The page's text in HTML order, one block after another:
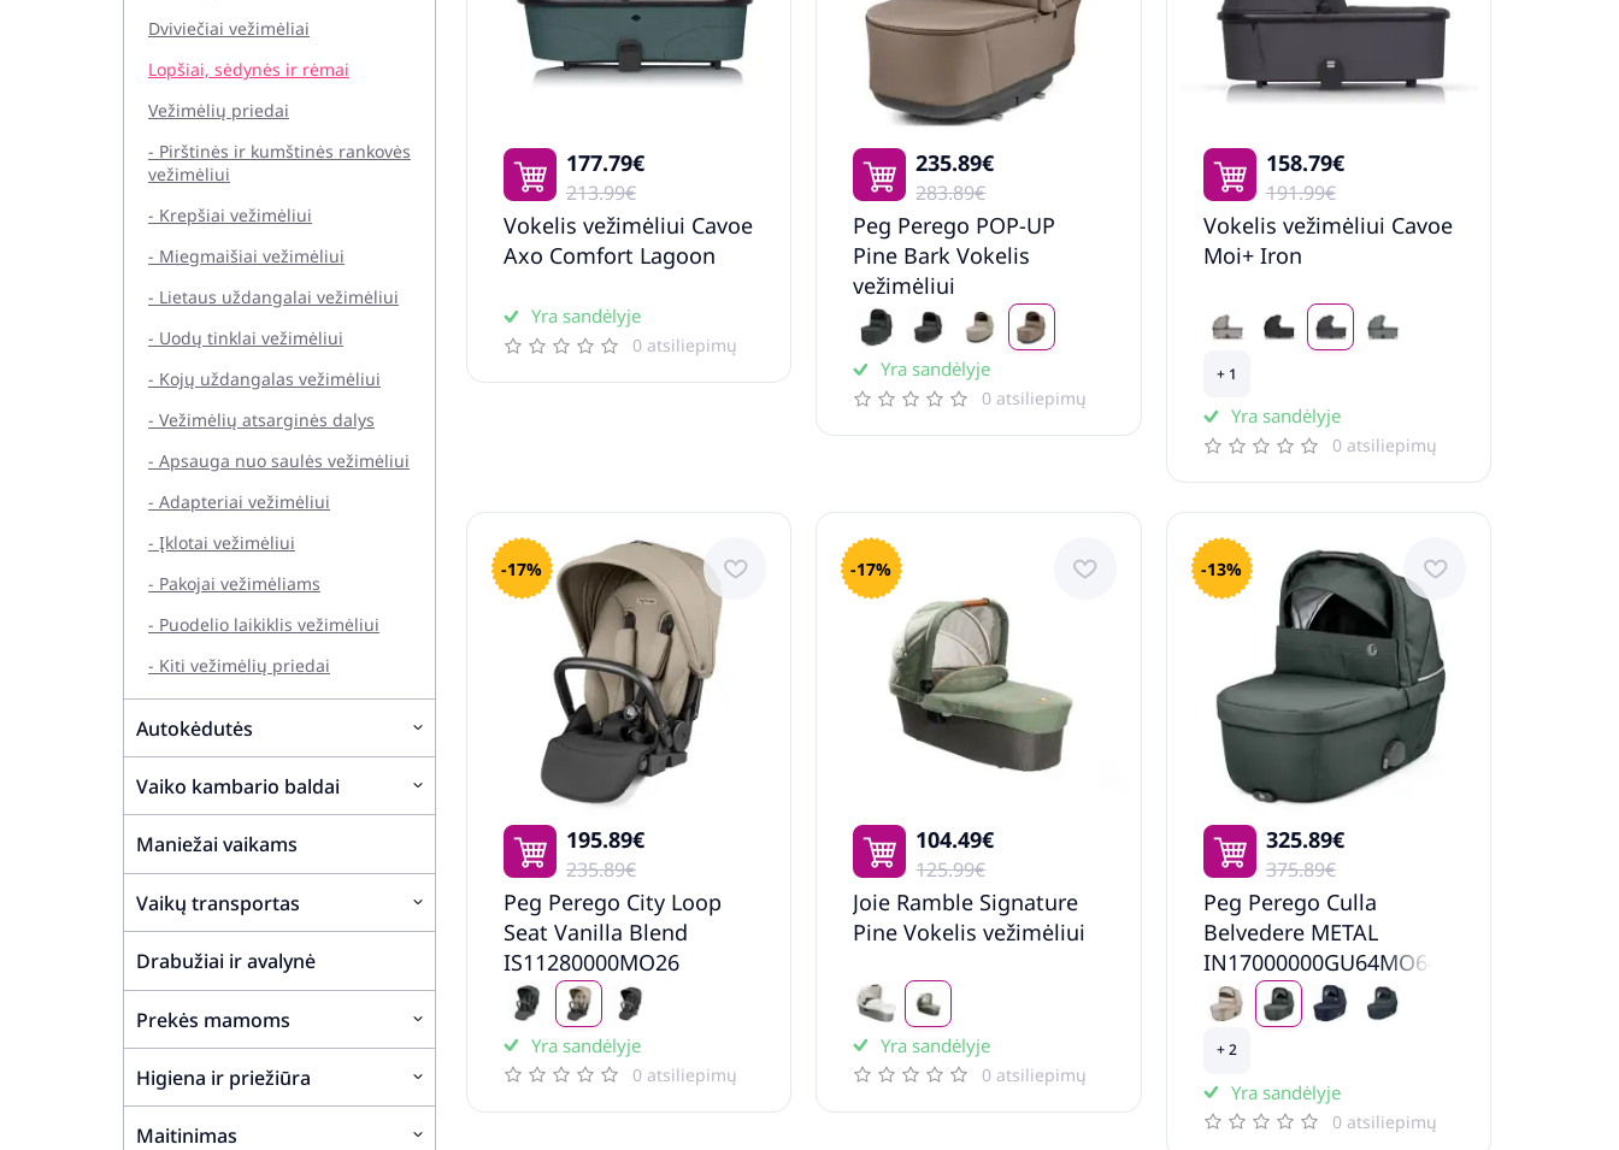
Dviviečiai vežimėliai
Lopšiai, sėdynės ir rėmai
Vežimėlių priedai
- Pirštinės ir kumštinės rankovės
vežimėliui
- Krepšiai vežimėliui
- Miegmaišiai vežimėliui
- Lietaus uždangalai vežimėliui
- Uodų tinklai vežimėliui
- Kojų uždangalas vežimėliui
- Vežimėlių atsarginės dalys
- Apsauga nuo saulės vežimėliui
- Adapteriai vežimėliui
- Įklotai vežimėliui
- Pakojai vežimėliams
- Puodelio laikiklis vežimėliui
- Kiti vežimėlių priedai
Autokėdutės
Vaiko kambario baldai
Maniežai vaikams
Vaikų transportas
Drabužiai ir avalynė
Prekės mamoms
Higiena ir priežiūra
Maitinimas
177.79€
213.99€
Vokelis vežimėliui Cavoe
Axo Comfort Lagoon
Yra sandėlyje
0 atsiliepimų
235.89€
283.89€
Peg Perego POP-UP
Pine Bark Vokelis
vežimėliui
Yra sandėlyje
0 atsiliepimų
158.79€
191.99€
Vokelis vežimėliui Cavoe
Moi+ Iron
+ 1
Yra sandėlyje
0 atsiliepimų
-17%
195.89€
235.89€
Peg Perego City Loop
Seat Vanilla Blend
IS11280000MO26
Pastaigu bloks
Yra sandėlyje
0 atsiliepimų
-17%
104.49€
125.99€
Joie Ramble Signature
Pine Vokelis vežimėliui
Yra sandėlyje
0 atsiliepimų
-13%
325.89€
375.89€
Peg Perego Culla
Belvedere METAL
IN17000000GU64MO64
Ratu kulba
+ 2
Yra sandėlyje
0 atsiliepimų